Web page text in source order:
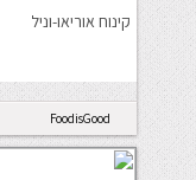
קינוח אוריאו-וניל
FoodisGood